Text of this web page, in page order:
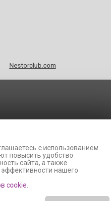
Nestorclub.com
с использованием
повысить удобство
сайта, а также
нашего
cookie